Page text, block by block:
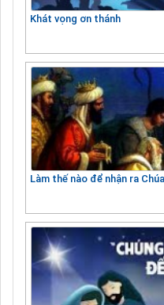
Khát vọng ơn thánh
Làm thế nào để nhận ra